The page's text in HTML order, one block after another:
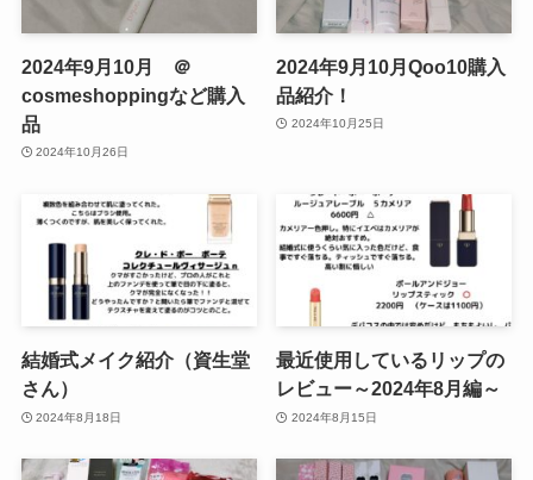
2024年9月10月 ＠
cosmeshoppingなど購入
品
2024年10月26日
2024年9月10月Qoo10購入
品紹介！
2024年10月25日
結婚式メイク紹介（資生堂
さん）
2024年8月18日
最近使用しているリップの
レビュー～2024年8月編～
2024年8月15日